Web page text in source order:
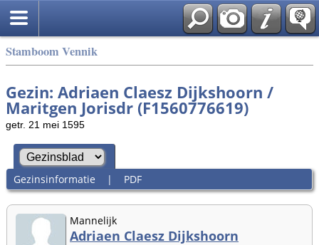
Stamboom Vennik
Gezin: Adriaen Claesz Dijkshoorn /
Maritgen Jorisdr (F1560776619)
getr. 21 mei 1595
Gezinsinformatie | PDF
Mannelijk
Adriaen Claesz Dijkshoorn